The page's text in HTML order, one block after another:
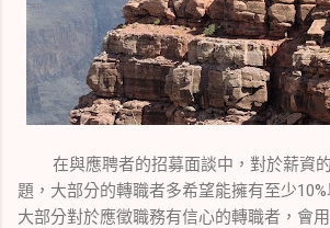
在與應聘者的招募面談中，對於薪資
題，大部分的轉職者多希望能擁有至少10%
大部分對於應徵職務有信心的轉職者，會